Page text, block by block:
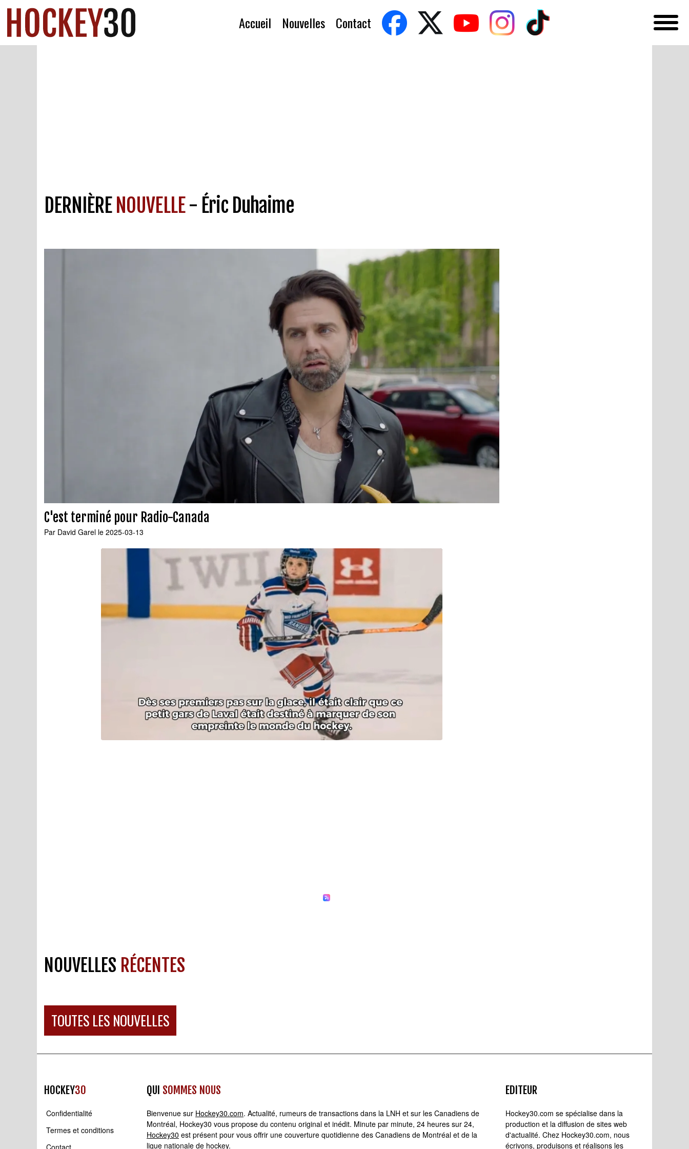
Accueil Nouvelles Contact
DERNIÈRENOUVELLE- Éric Duhaime
C'est terminé pour Radio-Canada
Par David Garel le 2025-03-13
NOUVELLES RÉCENTES
TOUTES LES NOUVELLES
HOCKEY30
Confidentialité
Termes et conditions
QUI SOMMES NOUS
Bienvenue sur Hockey30.com. Actualité, rumeurs de transactions dans la LNH et sur les Canadiens de
Montréal, Hockey30 vous propose du contenu original et inédit. Minute par minute, 24 heures sur 24,
Hockey30 est présent pour vous offrir une couverture quotidienne des Canadiens de Montréal et de la
ligue nationale de hockey.
EDITEUR
Hockey30.com se spécialise dans la
production et la diffusion de sites web
d'actualité. Chez Hockey30.com, nous
écrivons, produisons et réalisons les